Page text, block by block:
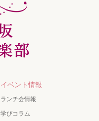
イベント情報
ランチ会情報
学びコラム